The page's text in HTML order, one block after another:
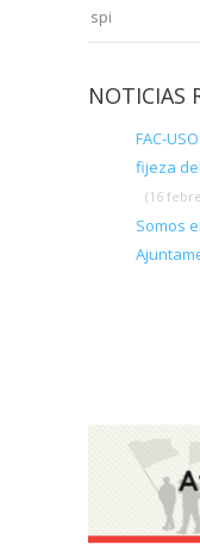
spi
NOTICIAS
FAC-
fijeza
(16
Somos